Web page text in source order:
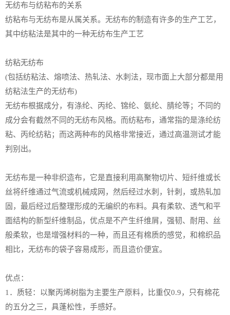
无纺布与纺粘布的关系
纺粘布与无纺布是从属关系。无纺布的制造有许多的生产工艺，
其中纺粘法是其中的一种无纺布生产工艺
纺粘无纺布
(包括纺粘法、熔喷法、热轧法、水刺法，现市面上大部分都是用
纺粘法生产的无纺布)
无纺布根据成分，有涤纶、丙纶、锦纶、氨纶、腈纶等；不同的
成分会有截然不同的无纺布风格。而纺粘布，通常指的是涤纶纺
粘、丙纶纺粘；而这两种布的风格非常接近，通过高温测试才能
判别出。
无纺布是一种非织造布，它是直接利用高聚物切片、短纤维或长
丝将纤维通过气流或机械成网，然后经过水刺，针刺，或热轧加
固，最后经过后整理形成的无编织的布料。具有柔软、透气和平
面结构的新型纤维制品，优点是不产生纤维屑，强韧、耐用、丝
般柔软，也是增强材料的一种，而且还有棉质的感觉，和棉织品
相比，无纺布的袋子容易成形，而且造价便宜。
优点：
1．质轻：以聚丙烯树脂为主要生产原料，比重仅0.9，只有棉花
的五分之三，具蓬松性，手感好。